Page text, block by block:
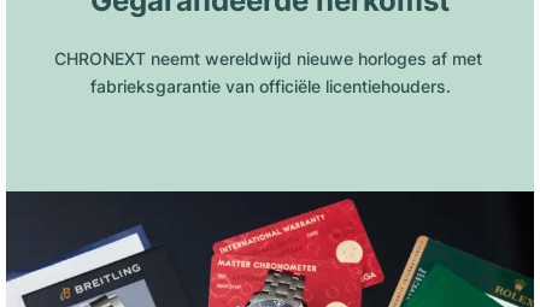
CHRONEXT neemt wereldwijd nieuwe horloges af met
fabrieksgarantie van officiële licentiehouders.